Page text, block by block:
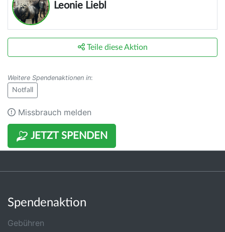
Leonie Liebl
JETZT SPENDEN
Teile diese Aktion
Weitere Spendenaktionen in:
Notfall
Missbrauch melden
Spendenaktion
Gebühren